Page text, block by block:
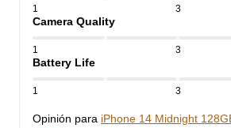
1 3
Camera Quality
1 3
Battery Life
1 3
Opinión para iPhone 14 Midnight